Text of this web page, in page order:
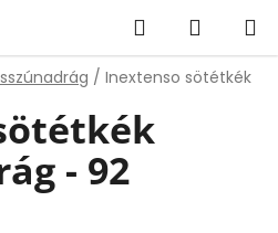
KeresésKOSÁR
/ Inextenso sötétkék
- 92